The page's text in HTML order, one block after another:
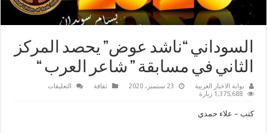
السوداني “ناشد عوض” يحصد المركز
الثاني في مسابقة ” شاعر العرب “
بوابة الاخبار العربية 23 سبتمبر، 2020 ثقافة التعليقات
1,375,688 زيارة
كتب – علاء حمدي